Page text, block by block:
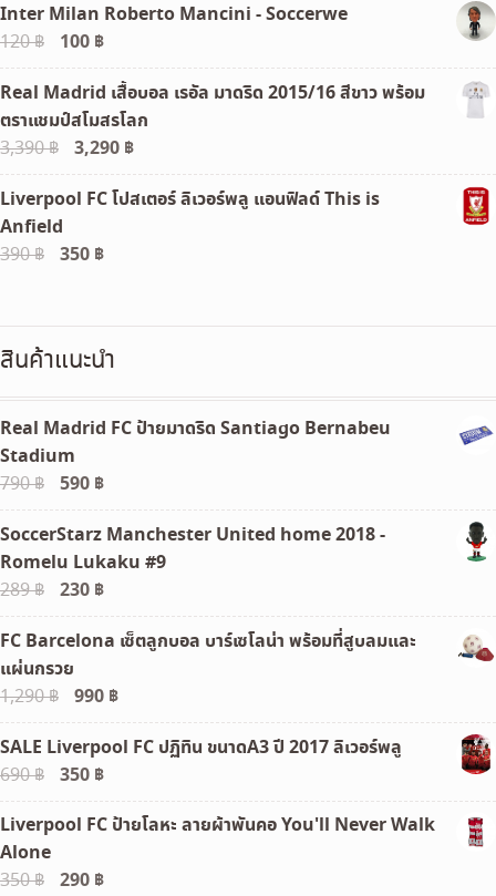
Inter Milan Roberto Mancini - Soccerwe
120฿
Original
price
was:
120 ฿.
100 ฿Current
price
is:
100 ฿.
Real Madrid เสื้อบอล เรอัล มาดริด 2015/16 สีขาว พร้อม
ตราแชมป์สโมสรโลก
3,390฿
Original
price
was:
3,290 ฿Current
price
is:
Liverpool FC โปสเตอร์ ลิเวอร์พลู แอนฟิลด์ This is
Anfield
390฿
Original
350 ฿Current
สินค้าแนะนำ
Real Madrid FC ป้ายมาดริด Santiago Bernabeu
Stadium
790฿
Original
price
was:
790 ฿.
590 ฿Current
price
is:
590 ฿.
SoccerStarz Manchester United home 2018 -
Romelu Lukaku #9
289฿
Original
price
was:
289 ฿.
230 ฿Current
price
is:
FC Barcelona เซ็ตลูกบอล บาร์เซโลน่า พร้อมที่สูบลมและ
แผ่นกรวย
1,290฿
Original
price
was:
1,290 ฿.
990 ฿Current
price
is:
SALE Liverpool FC ปฏิทิน ขนาดA3 ปี 2017 ลิเวอร์พลู
690฿
Original
price
was:
690 ฿.
350 ฿Current
price
is:
Liverpool FC ป้ายโลหะ ลายผ้าพันคอ You'll Never Walk
Alone
350฿
Original
290 ฿Current